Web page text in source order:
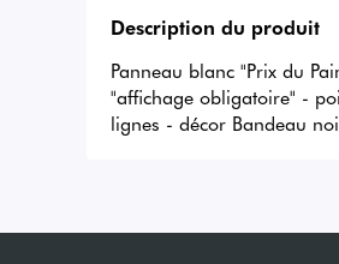
Description du produit
Panneau blanc "Prix du
"affichage obligatoire" -
lignes - décor Bandeau